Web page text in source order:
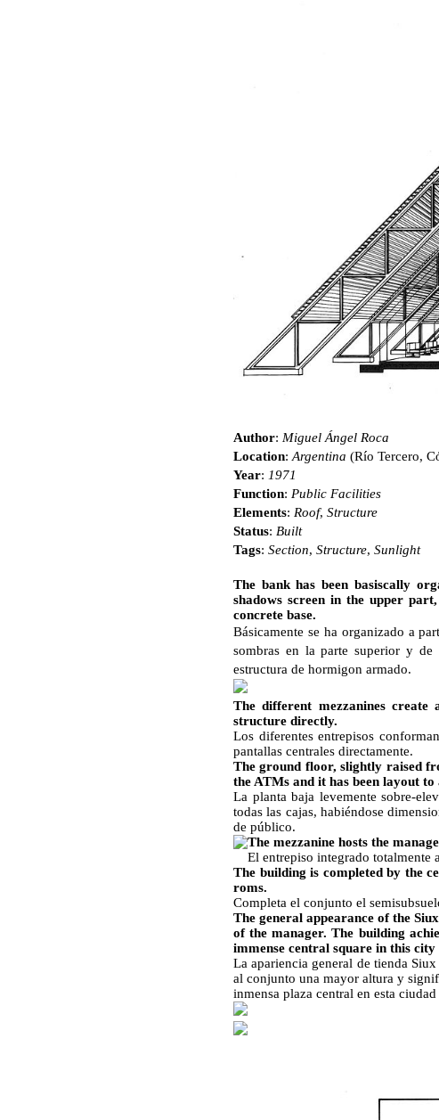
Author: Miguel Ángel Roca
Location: Argentina (Río Tercero,
Year: 1971
Function: Public Facilities
Elements: Roof, Structure
Status: Built
Tags: Section, Structure, Sunlight
The bank has been basiscally
shadows screen in the upper
concrete base.
Básicamente se ha organizado a
sombras en la parte superior y
estructura de hormigon armado.
The different mezzanines
structure directly.
Los diferentes entrepisos
pantallas centrales directamente.
The ground floor, slightly raised
the ATMs and it has been layout
La planta baja levemente sobre-
todas las cajas, habiéndose
de público.
The mezzanine hosts the
El entrepiso integrado totalmente
The building is completed by the
roms.
Completa el conjunto el
The general appearance of the
of the manager. The building
immense central square in this
La apariencia general de tienda
al conjunto una mayor altura y
inmensa plaza central en esta